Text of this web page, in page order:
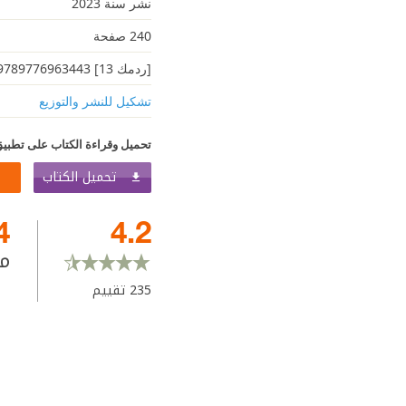
240 صفحة
[ردمك 13] 9789776963443
تشكيل للنشر والتوزيع
تحميل وقراءة الكتاب على
تحميل الكتاب
4.2
235 تقييم